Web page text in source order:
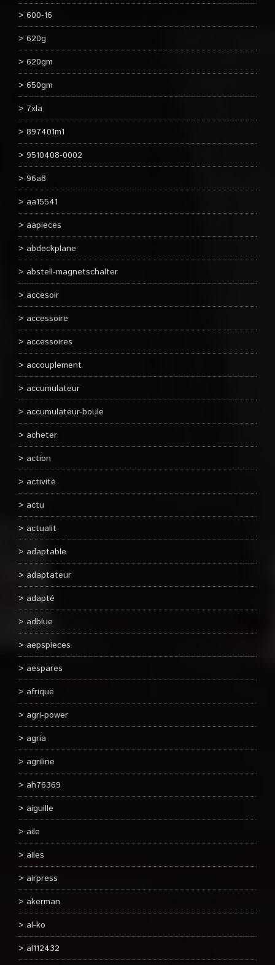
600-16
620g
620gm
650gm
7xla
897401m1
9510408-0002
96a8
aa15541
aapieces
abdeckplane
abstell-magnetschalter
accesoir
accessoire
accessoires
accouplement
accumulateur
accumulateur-boule
acheter
action
activité
actu
actualit
adaptable
adaptateur
adapté
adblue
aepspieces
aespares
afrique
agri-power
agria
agriline
ah76369
aiguille
aile
ailes
airpress
akerman
al-ko
al112432